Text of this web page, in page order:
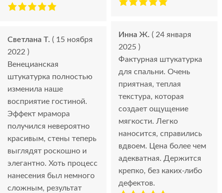
Светлана Т. ( 15 ноября
2022 )
Венецианская
штукатурка полностью
изменила наше
восприятие гостиной.
Эффект мрамора
получился невероятно
красивым, стены теперь
выглядят роскошно и
элегантно. Хоть процесс
нанесения был немного
сложным, результат
Инна Ж. ( 24 января
2025 )
Фактурная штукатурка
для спальни. Очень
приятная, теплая
текстура, которая
создает ощущение
мягкости. Легко
наносится, справились
вдвоем. Цена более чем
адекватная. Держится
крепко, без каких-либо
дефектов.